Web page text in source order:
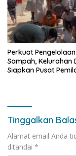
Perkuat Pengelolaan
Sampah, Kelurahan
Siapkan Pusat
Tinggalkan
Alamat email Anda
ditandai *